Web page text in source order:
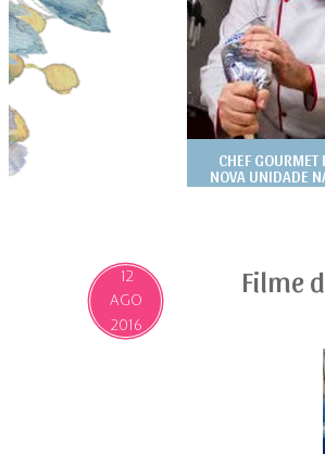
CHEF
NOVA UNIDADE
12
AGO
2016
Filme